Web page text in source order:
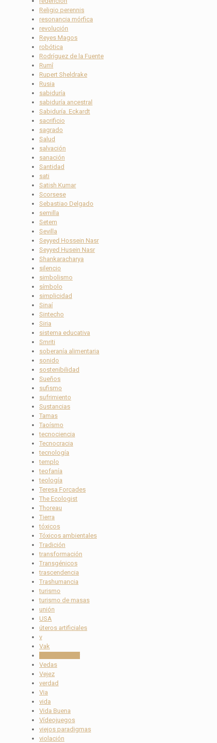
Religio perennis
resonancia mórfica
revolución
Reyes Magos
robótica
Rodríguez de la Fuente
Rumî
Rupert Sheldrake
Rusia
sabiduría
sabiduría ancestral
Sabiduría. Eckardt
sacrificio
sagrado
Salud
salvación
sanación
Santidad
sati
Satish Kumar
Scorsese
Sebastiao Delgado
semilla
Setem
Sevilla
Seyyed Hossein Nasr
Seyyed Husein Nasr
Shankaracharya
silencio
simbolismo
símbolo
simplicidad
Sinaí
Sintecho
Siria
sistema educativa
Smriti
soberanía alimentaria
sonido
sostenibilidad
Sueños
sufismo
sufrimiento
Sustancias
Tamas
Taoísmo
tecnociencia
Tecnocracia
tecnología
templo
teofanía
teología
Teresa Forcades
The Ecologist
Thoreau
Tierra
tóxicos
Tóxicos ambientales
Tradición
transformación
Transgénicos
trascendencia
Trashumancia
turismo
turismo de masas
unión
USA
úteros artificiales
v
Vak
Vedas
Vejez
verdad
Via
vida
Vida Buena
Vídeojuegos
viejos paradigmas
violación